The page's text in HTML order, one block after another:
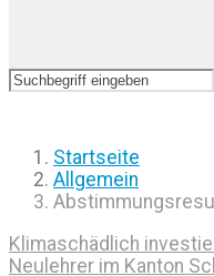
Startseite
Allgemein
Klimaschädlich
Neulehrer im Kanton